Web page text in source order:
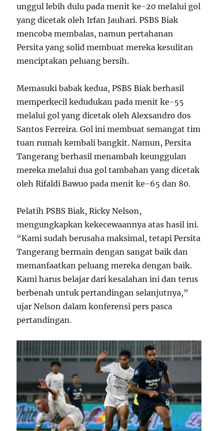
unggul lebih dulu pada menit ke-20 melalui gol
yang dicetak oleh Irfan Jauhari. PSBS Biak
mencoba membalas, namun pertahanan
Persita yang solid membuat mereka kesulitan
menciptakan peluang bersih.
Memasuki babak kedua, PSBS Biak berhasil
memperkecil kedudukan pada menit ke-55
melalui gol yang dicetak oleh Alexsandro dos
Santos Ferreira. Gol ini membuat semangat tim
tuan rumah kembali bangkit. Namun, Persita
Tangerang berhasil menambah keunggulan
mereka melalui dua gol tambahan yang dicetak
oleh Rifaldi Bawuo pada menit ke-65 dan 80.
Pelatih PSBS Biak, Ricky Nelson,
mengungkapkan kekecewaannya atas hasil ini.
“Kami sudah berusaha maksimal, tetapi Persita
Tangerang bermain dengan sangat baik dan
memanfaatkan peluang mereka dengan baik.
Kami harus belajar dari kesalahan ini dan terus
berbenah untuk pertandingan selanjutnya,”
ujar Nelson dalam konferensi pers pasca
pertandingan.